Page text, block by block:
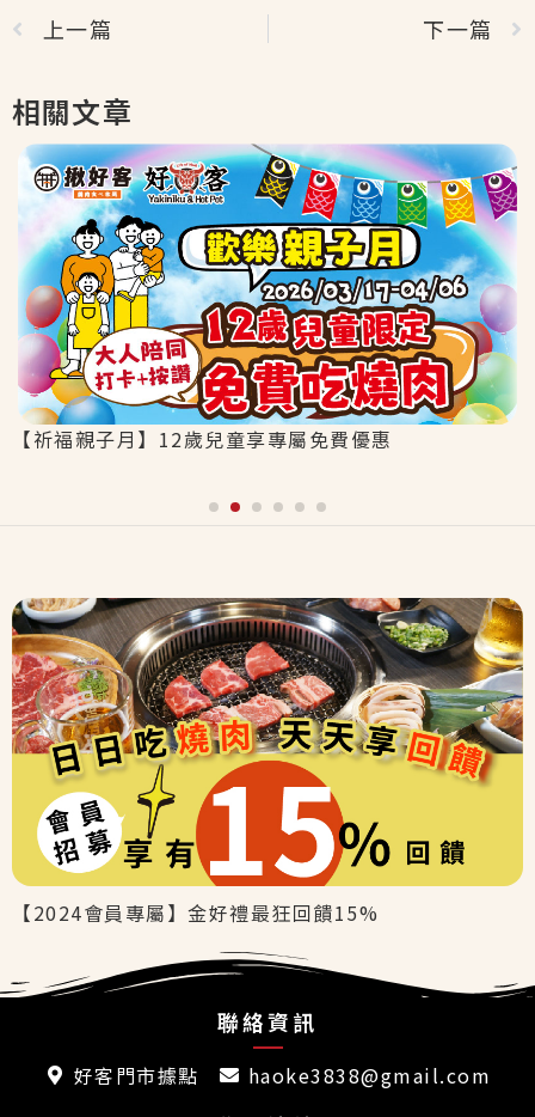
上一篇 下一篇
相關文章
【祈福親子月】12歲兒童享專屬免費優惠
【2024會員專屬】金好禮最狂回饋15%
聯絡資訊
好客門市據點 haoke3838@gmail.com